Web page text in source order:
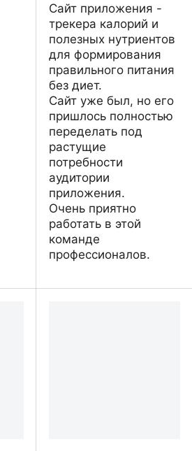
Сайт приложения -
трекера калорий и
полезных нутриентов
для формирования
правильного питания
без диет.
Сайт уже был, но его
пришлось полностью
переделать под
растущие
потребности
аудитории
приложения.
Очень приятно
работать в этой
команде
профессионалов.